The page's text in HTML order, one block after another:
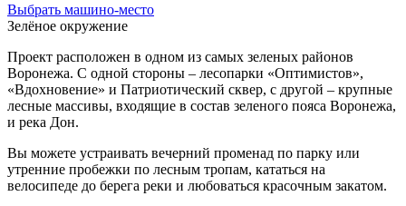
Выбрать машино-место
Зелёное окружение
Проект расположен в одном из самых зеленых районов
Воронежа. С одной стороны – лесопарки «Оптимистов»,
«Вдохновение» и Патриотический сквер, с другой – крупные
лесные массивы, входящие в состав зеленого пояса Воронежа,
и река Дон.
Вы можете устраивать вечерний променад по парку или
утренние пробежки по лесным тропам, кататься на
велосипеде до берега реки и любоваться красочным закатом.